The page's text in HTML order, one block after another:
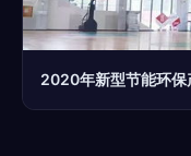
2020年新型节能环保